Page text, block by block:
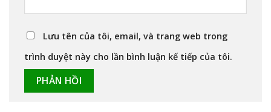
Lưu tên của tôi, email, và trang web trong
trình duyệt này cho lần bình luận kế tiếp của tôi.